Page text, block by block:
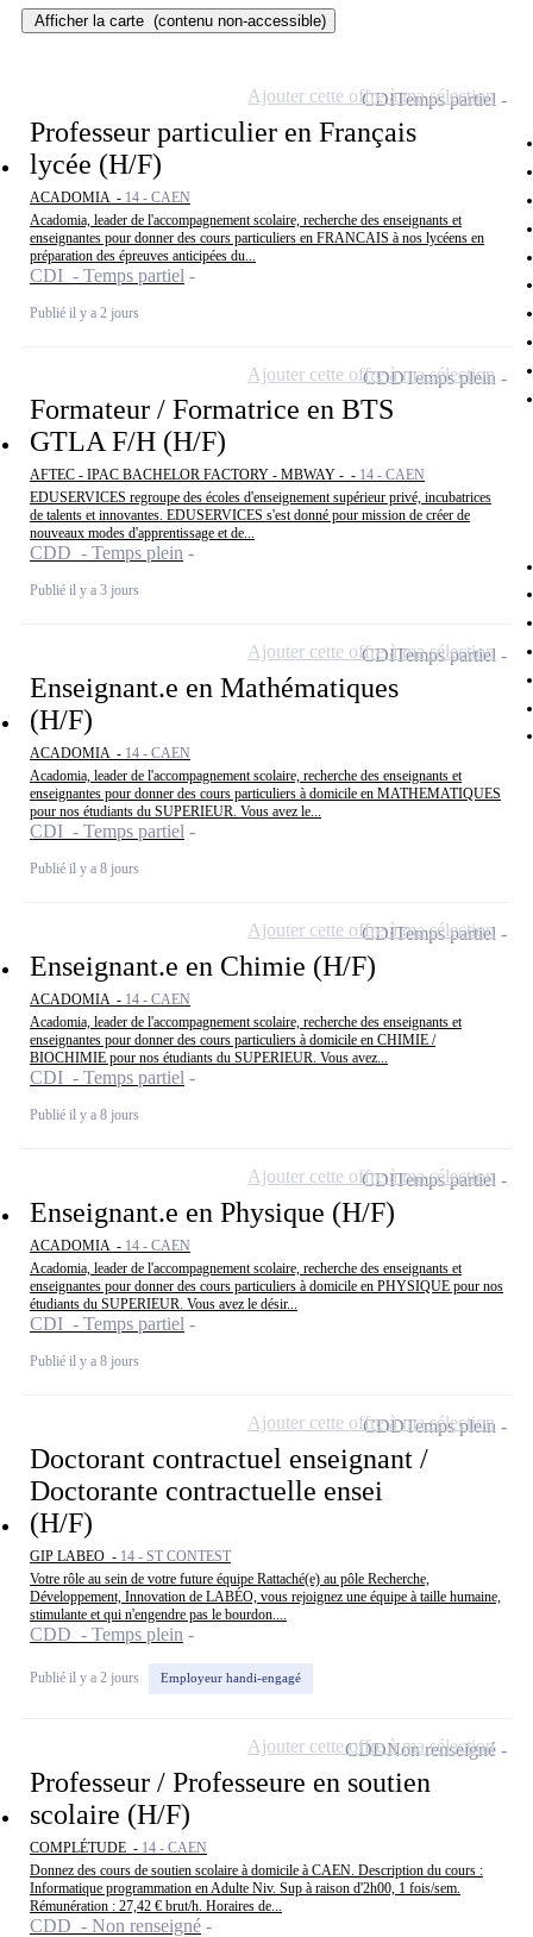
Afficher la carte (contenu non-accessible)
Professeur particulier en Français
lycée (H/F)
ACADOMIA - 14 - CAEN
Acadomia, leader de l'accompagnement scolaire, recherche des enseignants et
enseignantes pour donner des cours particuliers en FRANCAIS à nos lycéens en
préparation des épreuves anticipées du...
CDI - Temps partiel
Publié il y a 2 jours
CDITemps partiel
Ajouter cette offre à ma sélection
Formateur / Formatrice en BTS
GTLA F/H (H/F)
AFTEC - IPAC BACHELOR FACTORY - MBWAY - - 14 - CAEN
EDUSERVICES regroupe des écoles d'enseignement supérieur privé, incubatrices
de talents et innovantes. EDUSERVICES s'est donné pour mission de créer de
nouveaux modes d'apprentissage et de...
CDD - Temps plein
Publié il y a 3 jours
CDDTemps plein
Ajouter cette offre à ma sélection
Enseignant.e en Mathématiques
(H/F)
ACADOMIA - 14 - CAEN
Acadomia, leader de l'accompagnement scolaire, recherche des enseignants et
enseignantes pour donner des cours particuliers à domicile en MATHEMATIQUES
pour nos étudiants du SUPERIEUR. Vous avez le...
CDI - Temps partiel
Publié il y a 8 jours
CDITemps partiel
Ajouter cette offre à ma sélection
Enseignant.e en Chimie (H/F)
ACADOMIA - 14 - CAEN
Acadomia, leader de l'accompagnement scolaire, recherche des enseignants et
enseignantes pour donner des cours particuliers à domicile en CHIMIE /
BIOCHIMIE pour nos étudiants du SUPERIEUR. Vous avez...
CDI - Temps partiel
Publié il y a 8 jours
CDITemps partiel
Ajouter cette offre à ma sélection
Enseignant.e en Physique (H/F)
ACADOMIA - 14 - CAEN
Acadomia, leader de l'accompagnement scolaire, recherche des enseignants et
enseignantes pour donner des cours particuliers à domicile en PHYSIQUE pour nos
étudiants du SUPERIEUR. Vous avez le désir...
CDI - Temps partiel
Publié il y a 8 jours
CDITemps partiel
Ajouter cette offre à ma sélection
Doctorant contractuel enseignant /
Doctorante contractuelle ensei
(H/F)
GIP LABEO - 14 - ST CONTEST
Votre rôle au sein de votre future équipe Rattaché(e) au pôle Recherche,
Développement, Innovation de LABÉO, vous rejoignez une équipe à taille humaine,
stimulante et qui n'engendre pas le bourdon....
CDD - Temps plein
Publié il y a 2 jours Employeur handi-engagé
CDDTemps plein
Ajouter cette offre à ma sélection
Professeur / Professeure en soutien
scolaire (H/F)
COMPLÉTUDE - 14 - CAEN
Donnez des cours de soutien scolaire à domicile à CAEN. Description du cours :
Informatique programmation en Adulte Niv. Sup à raison d'2h00, 1 fois/sem.
Rémunération : 27,42 € brut/h. Horaires de...
CDD - Non renseigné
CDDNon renseigné
Ajouter cette offre à ma sélection